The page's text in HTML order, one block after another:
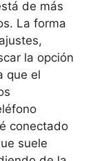
de más
La forma
la opción
que el
conectado
suele